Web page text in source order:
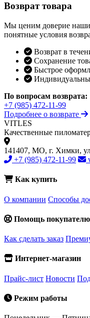
Возврат товара
Мы ценим доверие
понятные условия
Возврат в
Сохранение
Быстрое
По вопросам возврата:
+7 (985) 472-11-99
Подробнее о возврате
VITLES
Качественные
141407, МО, г. Химки,
+7 (985) 472-11-99
Как купить
О компании Способы
Помощь покупателю
Как сделать заказ
Интернет-магазин
Прайс-лист Новости
Режим работы